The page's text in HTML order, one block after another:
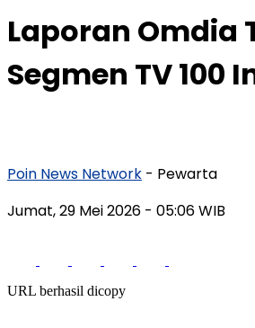
Laporan Omdia
Segmen TV 100
Poin News Network - Pewarta
Jumat, 29 Mei 2026 - 05:06 WIB
URL berhasil dicopy